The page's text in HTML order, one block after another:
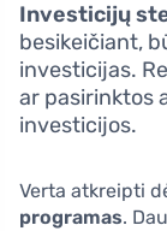
Investicijų
besikeičiant,
investicijas.
ar pasirinktos
investicijos.
Verta atkreipti
programas.